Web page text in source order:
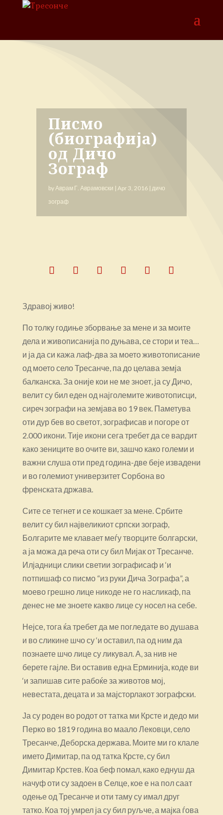
Писмо
(биографија)
од Дичо
Зограф
byАврам Г. Аврамовски |Apr 3, 2016 |дичо
зограф
Здравој живо!
По толку годиње зборвање за мене и за моите
дела и живописанија по дуњава, се стори и теа…
и ја да си кажа лаф-два за моето животописание
од моето село Тресанче, па до целава земја
балканска. За оније кои не ме зноет, ја су Дичо,
велит су бил еден од најголемите животописци,
сиреч зографи на земјава во 19 век. Паметува
оти дур бев во светот, зографисав и погоре от
2.000 икони. Тије икони сега требет да се вардит
како зениците во очите ви, зашчо како големи и
важни слуша оти пред година-две беје извадени
и во големиот универзитет Сорбона во
френската држава.
Сите се тегнет и се кошкает за мене. Србите
велит су бил највеликиот српски зограф,
Болгарите ме клавает меѓу творците болгарски,
а ја можа да реча оти су бил Мијак от Тресанче.
Илјадници слики светии зографисаф и ‘и
потпишаф со писмо “из руки Дича Зографа”, а
моево грешно лице никоде не го насликаф, па
денес не ме зноете какво лице су носел на себе.
Нејсе, тога ќа требет да ме погледате во душава
и во сликине шчо су ‘и оставил, па од ним да
познаете шчо лице су ликувал. А, за нив не
берете гајле. Ви оставив една Ерминија, коде ви
‘и запишав сите рабоќе за животов мој,
невестата, децата и за мајсторлакот зографски.
Ја су роден во родот от татка ми Крсте и дедо ми
Перко во 1819 година во маало Лековци, село
Тресанче, Деборска держава. Моите ми го клале
името Димитар, па од татка Крсте, су бил
Димитар Крстев. Коа беф помал, како еднуш да
начуф оти су задоен в Селце, кое е на пол саат
одење од Тресанче и оти таму су имал друг
татко. Коа тој умрел ја су бил руљче, а мајка ѓова